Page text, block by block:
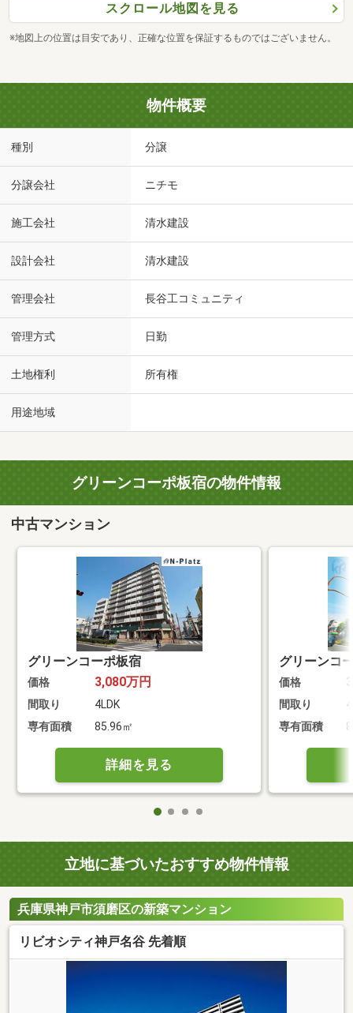
スクロール地図を見る
※地図上の位置は目安であり、正確な位置を保証するものではございません。
物件概要
種別 分譲
分譲会社 ニチモ
施工会社 清水建設
設計会社 清水建設
管理会社 長谷工コミュニティ
管理方式 日勤
土地権利 所有権
用途地域
グリーンコーポ板宿の物件情報
中古マンション
グリーンコーポ板宿
価格 3,080万円
間取り
4LDK
専有面積
85.96㎡
詳細を見る
グリーンコ
価格
間取り
専有面積
立地に基づいたおすすめ物件情報
兵庫県神戸市須磨区の新築マンション
リビオシティ神戸名谷 先着順